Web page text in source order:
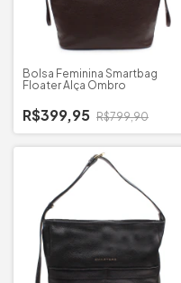
Bolsa Feminina Smartbag
Floater Alça Ombro
R$399,95 R$799,90